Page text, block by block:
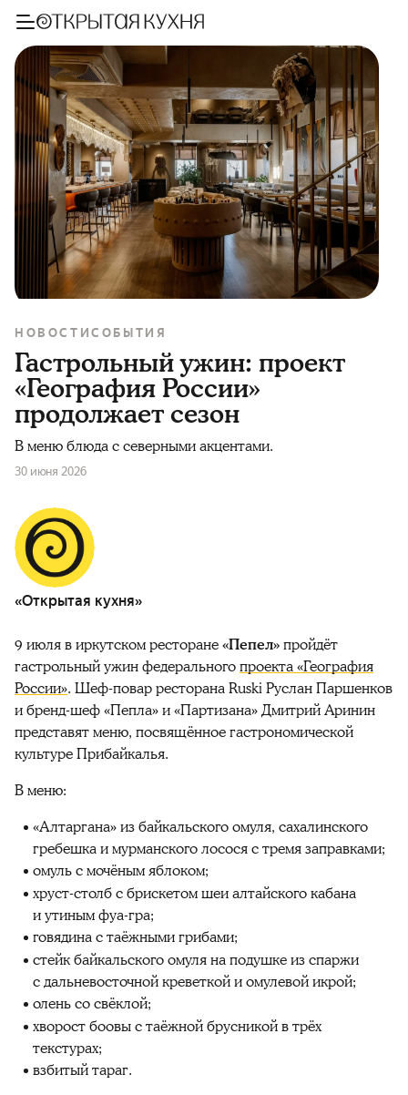
НОВОСТИСОБЫТИЯ
Гастрольный ужин: проект
«География России»
продолжает сезон
В меню блюда с северными акцентами.
30 июня 2026
«Открытая кухня»
9 июля в иркутском ресторане«Пепел»пройдёт
гастрольный ужин федеральногопроекта «География
России». Шеф-повар ресторана Ruski Руслан Паршенков
и бренд-шеф «Пепла» и «Партизана» Дмитрий Аринин
представят меню, посвящённое гастрономической
культуре Прибайкалья.
В меню:
«Алтаргана» из байкальского омуля, сахалинского
гребешка и мурманского лосося с тремя заправками;
омуль с мочёным яблоком;
хруст-столб с брискетом шеи алтайского кабана
и утиным фуа-гра;
говядина с таёжными грибами;
стейк байкальского омуля на подушке из спаржи
с дальневосточной креветкой и омулевой икрой;
олень со свёклой;
хворост боовы с таёжной брусникой в трёх
текстурах;
взбитый тараг.